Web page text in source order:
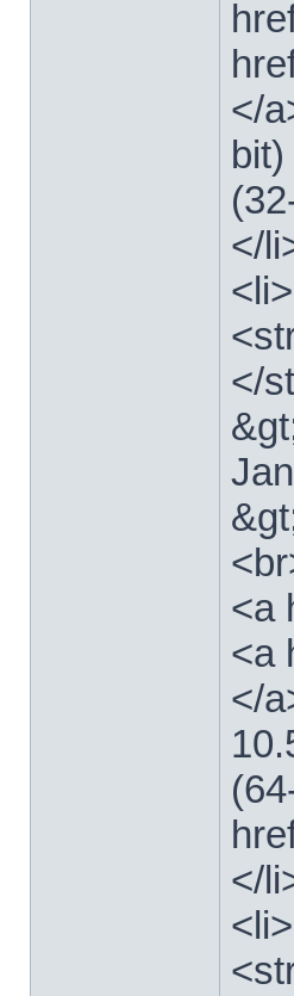
</
</
<li>
</
<a
<a
</
</
<li>